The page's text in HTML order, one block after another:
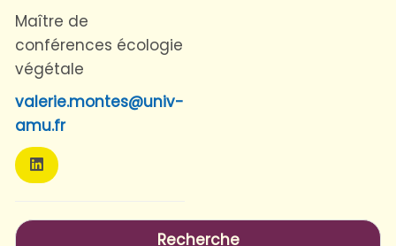
Maître de
conférences écologie
végétale
valerie.montes@univ-
amu.fr
Recherche